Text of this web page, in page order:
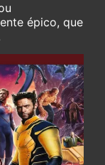
épico, que